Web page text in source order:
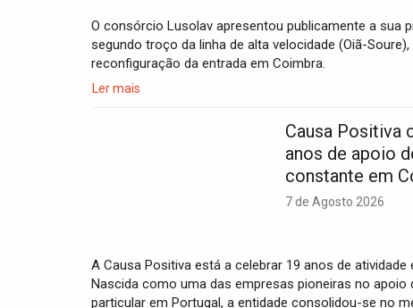
O consórcio Lusolav apresentou publicamente a sua
segundo troço da linha de alta velocidade (Oiã-
reconfiguração da entrada em Coimbra.
Ler mais
Causa Positiva
anos de apoio
constante em
7 de Agosto 2026
A Causa Positiva está a celebrar 19 anos de atividade
Nascida como uma das empresas pioneiras no apoio
particular em Portugal, a entidade consolidou-se no